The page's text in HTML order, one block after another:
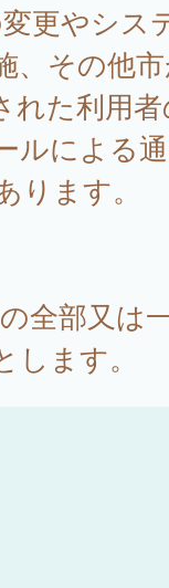
更やシス
、その他
れた利用
ルによる
ます。
全部又は
ます。